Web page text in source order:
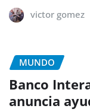
victor gomez
MUNDO
Banco
anuncia